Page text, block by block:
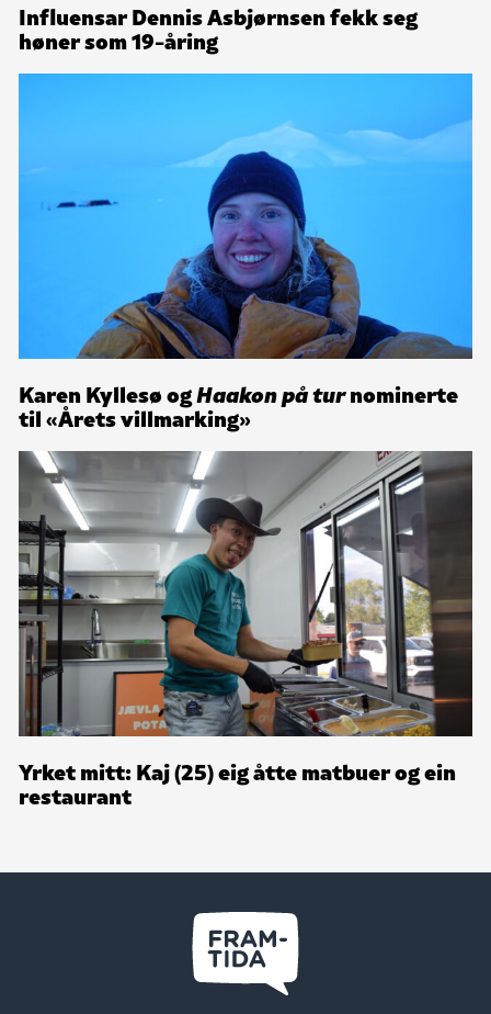
Influensar Dennis Asbjørnsen fekk seg
høner som 19-åring
Karen Kyllesø ogHaakon på turnominerte
til «Årets villmarking»
Yrket mitt: Kaj (25) eig åtte matbuer og ein
restaurant